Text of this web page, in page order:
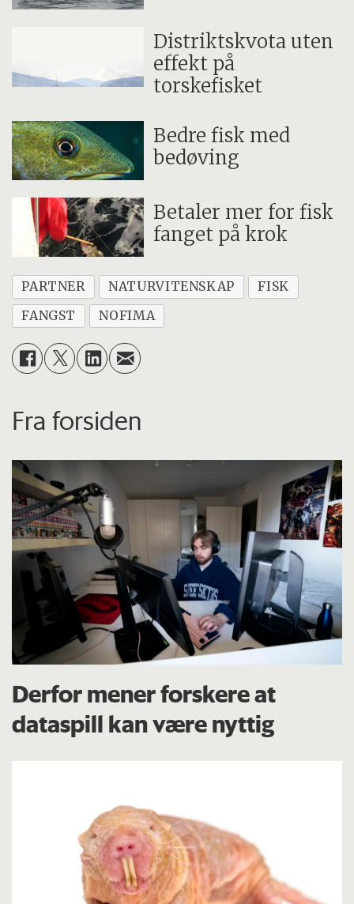
Distriktskvota uten
effekt på
torskefisket
Bedre fisk med
bedøving
Betaler mer for fisk
fanget på krok
PARTNER NATURVITENSKAP
FISK
FANGST
NOFIMA
Fra forsiden
Derfor mener forskere at
dataspill kan være nyttig